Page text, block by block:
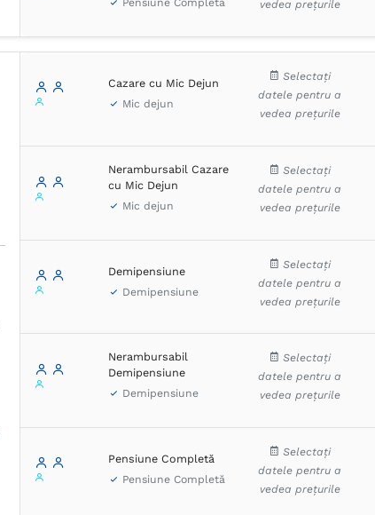
Pensiune Completă
vedea prețurile
Cazare cu Mic Dejun
Mic dejun
Selectați
datele pentru a
vedea prețurile
Nerambursabil Cazare
cu Mic Dejun
Mic dejun
Selectați
datele pentru a
vedea prețurile
Demipensiune
Demipensiune
Selectați
datele pentru a
vedea prețurile
Nerambursabil
Demipensiune
Demipensiune
Selectați
datele pentru a
vedea prețurile
Pensiune Completă
Pensiune Completă
Selectați
datele pentru a
vedea prețurile